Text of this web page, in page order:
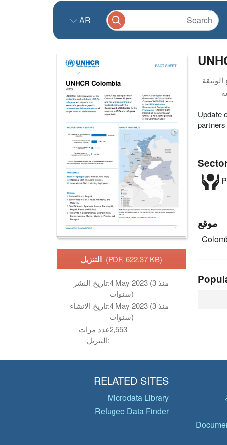
AR
التنزيل (PDF, 622.37 KB)
تاريخ النشر:4 May 2023 (منذ 3
سنوات)
تاريخ الانشاء:4 May 2023 (منذ 3
سنوات)
عدد مرات
التنزيل:
2,553
Update
partners
موقع
RELATED SITES
Microdata Library
Refugee Data Finder